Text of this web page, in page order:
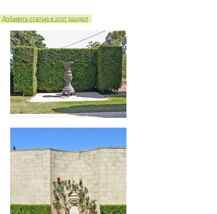
Добавить статью в этот раздел